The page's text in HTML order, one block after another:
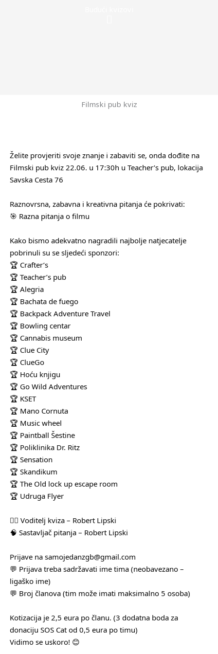
Filmski pub kviz
Želite provjeriti svoje znanje i zabaviti se, onda dođite na
Filmski pub kviz 22.06. u 17:30h u Teacher’s pub, lokacija
Savska Cesta 76
Raznovrsna, zabavna i kreativna pitanja će pokrivati:
🎯 Razna pitanja o filmu
Kako bismo adekvatno nagradili najbolje natjecatelje
pobrinuli su se sljedeći sponzori:
🏆 Crafter’s
🏆 Teacher’s pub
🏆 Alegria
🏆 Bachata de fuego
🏆 Backpack Adventure Travel
🏆 Bowling centar
🏆 Cannabis museum
🏆 Clue City
🏆 ClueGo
🏆 Hoću knjigu
🏆 Go Wild Adventures
🏆 KSET
🏆 Mano Cornuta
🏆 Music wheel
🏆 Paintball Šestine
🏆 Poliklinika Dr. Ritz
🏆 Sensation
🏆 Skandikum
🏆 The Old lock up escape room
🏆 Udruga Flyer
🧛‍♂️ Voditelj kviza – Robert Lipski
🧠 Sastavljač pitanja – Robert Lipski
Prijave na samojedanzgb@gmail.com
💬 Prijava treba sadržavati ime tima (neobavezano –
ligaško ime)
💬 Broj članova (tim može imati maksimalno 5 osoba)
Kotizacija je 2,5 eura po članu. (3 dodatna boda za
donaciju SOS Cat od 0,5 eura po timu)
Vidimo se uskoro! 😊